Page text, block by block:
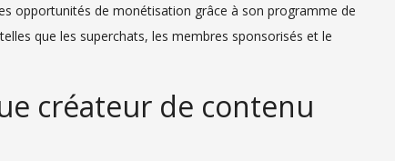
opportunités de monétisation grâce à son programme de
que les superchats, les membres sponsorisés et le
créateur de contenu